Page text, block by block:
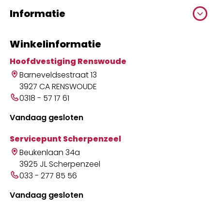
Informatie
Winkelinformatie
Hoofdvestiging Renswoude
Barneveldsestraat 13
3927 CA RENSWOUDE
0318 - 57 17 61
Vandaag gesloten
Servicepunt Scherpenzeel
Beukenlaan 34a
3925 JL Scherpenzeel
033 - 277 85 56
Vandaag gesloten